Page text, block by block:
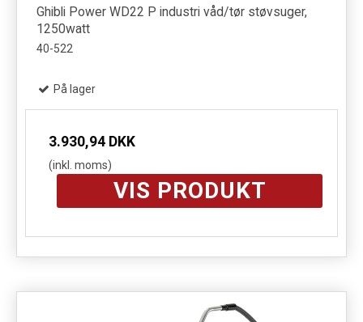
Ghibli Power WD22 P industri våd/tør støvsuger,
1250watt
40-522
På lager
3.930,94 DKK
(inkl. moms)
VIS PRODUKT